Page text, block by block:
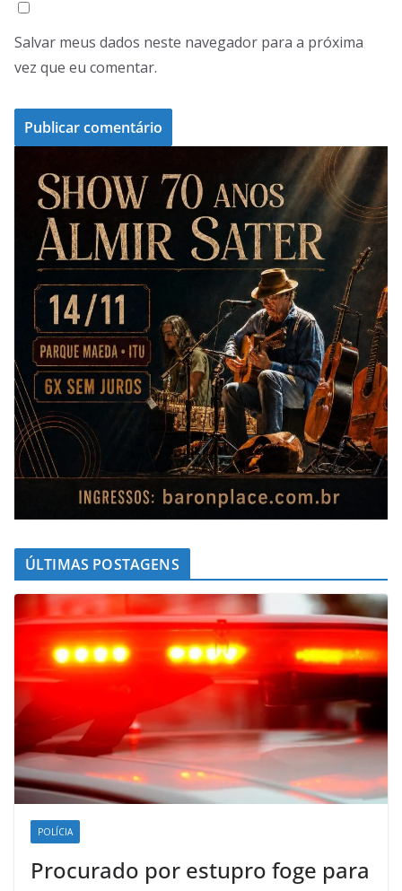
Salvar meus dados neste navegador para a próxima
vez que eu comentar.
ÚLTIMAS POSTAGENS
POLÍCIA
Procurado por estupro foge para